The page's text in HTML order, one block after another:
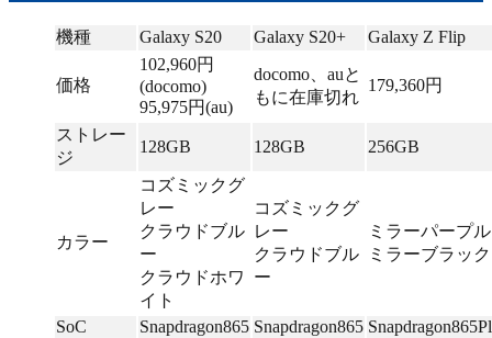
機種 Galaxy S20 Galaxy S20+ Galaxy Z Flip
価格
102,960円
(docomo)
95,975円(au)
docomo、auと
もに在庫切れ
179,360円
ストレー
ジ
128GB 128GB 256GB
カラー
コズミックグ
レー
クラウドブル
ー
クラウドホワ
イト
コズミックグ
レー
クラウドブル
ー
ミラーパープル
ミラーブラック
SoC Snapdragon865 Snapdragon865